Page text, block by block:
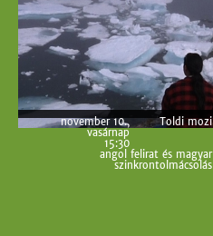
november 10.,
vasárnap
15:30
Toldi mozi
angol felirat és magyar
szinkrontolmácsolás